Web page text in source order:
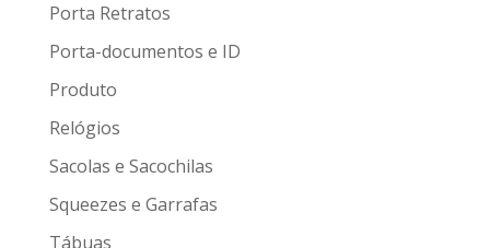
Porta Retratos
Porta-documentos e ID
Produto
Relógios
Sacolas e Sacochilas
Squeezes e Garrafas
Tábuas